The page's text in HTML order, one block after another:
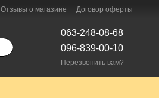
Отзывы о магазине Договор оферты
063-248-08-68
096-839-00-10
Перезвонить вам?